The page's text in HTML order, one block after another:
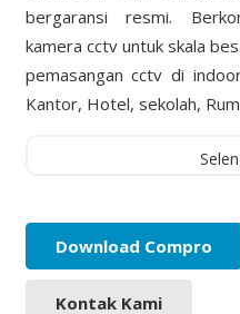
bergaransi resmi.
kamera cctv untuk skala
pemasangan cctv di
Kantor, Hotel, sekolah,
Download Compro
Kontak Kami